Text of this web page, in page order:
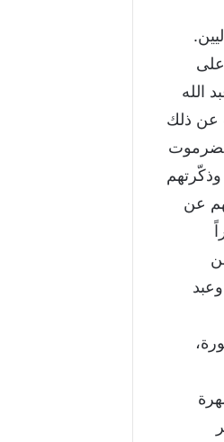
الله
عن ذلك
مع “حضرموت
عن
من